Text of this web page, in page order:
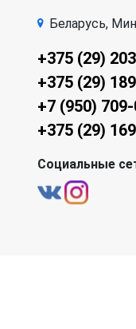
Беларусь,
+375 (29)
+375 (29)
+7 (950)
+375 (29)
Социальные